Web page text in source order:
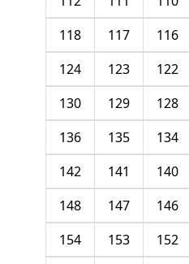
116
117
118
122
123
124
128
129
130
134
135
136
140
141
142
146
147
148
152
153
154